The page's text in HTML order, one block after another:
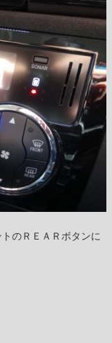
のＲＥＡＲボタンに